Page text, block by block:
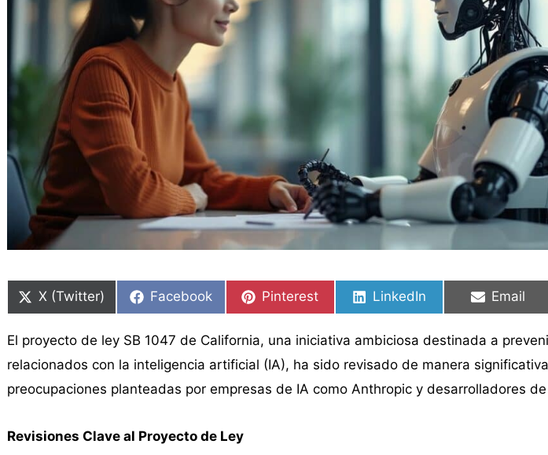
en
X (Twitter)
en
Facebook
en
Pinterest
en
LinkedIn
en
Email
El proyecto de ley SB 1047 de California, una iniciativa ambiciosa destinada a
relacionados con la inteligencia artificial (IA), ha sido revisado de manera
preocupaciones planteadas por empresas de IA como Anthropic y desarrolladores
Revisiones Clave al Proyecto de Ley
en
en
en
en
en